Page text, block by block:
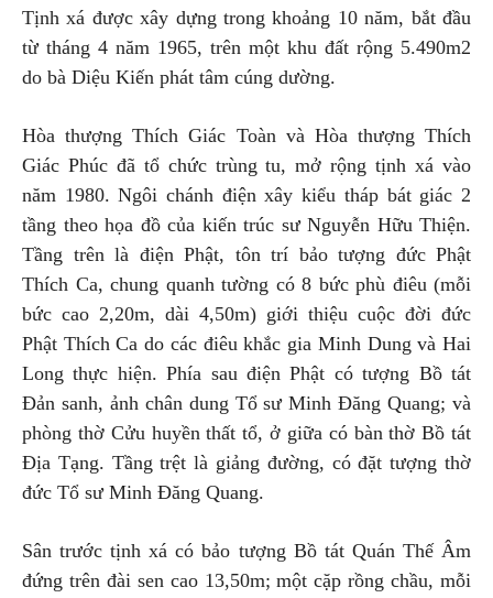
Tịnh xá được xây dựng trong khoảng 10 năm, bắt đầu
từ tháng 4 năm 1965, trên một khu đất rộng 5.490m2
do bà Diệu Kiến phát tâm cúng dường.
Hòa thượng Thích Giác Toàn và Hòa thượng Thích
Giác Phúc đã tổ chức trùng tu, mở rộng tịnh xá vào
năm 1980. Ngôi chánh điện xây kiểu tháp bát giác 2
tầng theo họa đồ của kiến trúc sư Nguyễn Hữu Thiện.
Tầng trên là điện Phật, tôn trí bảo tượng đức Phật
Thích Ca, chung quanh tường có 8 bức phù điêu (mỗi
bức cao 2,20m, dài 4,50m) giới thiệu cuộc đời đức
Phật Thích Ca do các điêu khắc gia Minh Dung và Hai
Long thực hiện. Phía sau điện Phật có tượng Bồ tát
Đản sanh, ảnh chân dung Tổ sư Minh Đăng Quang; và
phòng thờ Cửu huyền thất tổ, ở giữa có bàn thờ Bồ tát
Địa Tạng. Tầng trệt là giảng đường, có đặt tượng thờ
đức Tổ sư Minh Đăng Quang.
Sân trước tịnh xá có bảo tượng Bồ tát Quán Thế Âm
đứng trên đài sen cao 13,50m; một cặp rồng chầu, mỗi